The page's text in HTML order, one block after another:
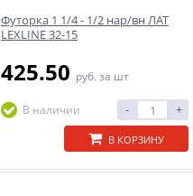
Футорка 1 1/4 - 1/2 нар/вн ЛАТ
LEXLINE 32-15
425.50 руб. за шт
В наличии - +
В КОРЗИНУ